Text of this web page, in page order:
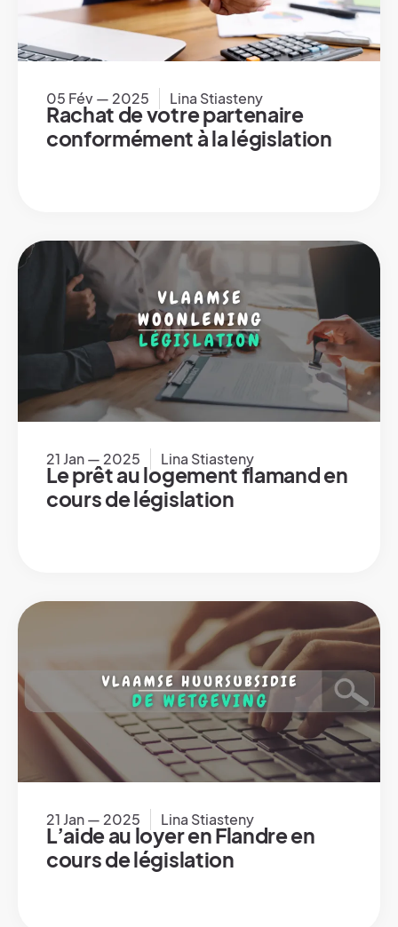
05 Fév — 2025 Lina Stiasteny
Rachat de votre partenaire
conformément à la législation
21 Jan — 2025 Lina Stiasteny
Le prêt au logement flamand en
cours de législation
21 Jan — 2025 Lina Stiasteny
L’aide au loyer en Flandre en
cours de législation